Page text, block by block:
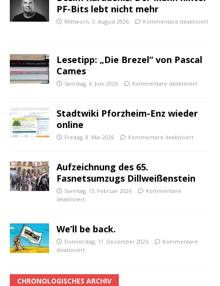
PF-Bits lebt nicht mehr
Mittwoch, 5. August 2026 Kommentare deaktiviert
Lesetipp: „Die Brezel“ von Pascal
Cames
Samstag, 6. Juni 2026 Kommentare deaktiviert
Stadtwiki Pforzheim-Enz wieder
online
Freitag, 8. Mai 2026 Kommentare deaktiviert
Aufzeichnung des 65.
Fasnetsumzugs Dillweißenstein
Sonntag, 15. Februar 2026
Kommentare
deaktiviert
We’ll be back.
Donnerstag, 11. Dezember 2025
Kommentare
deaktiviert
CHRONOLOGISCHES ARCHIV